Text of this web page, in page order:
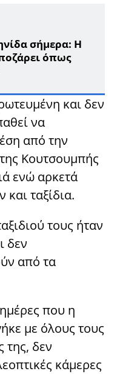
σήμερα: Η
όπως
και δεν
να
από την
Κουτσουμπής
ενώ αρκετά
ταξίδια.
τους ήταν
δεν
από τα
που η
με όλους τους
της, δεν
κάμερες